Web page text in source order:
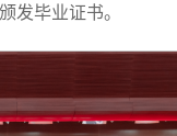
发毕业证书。